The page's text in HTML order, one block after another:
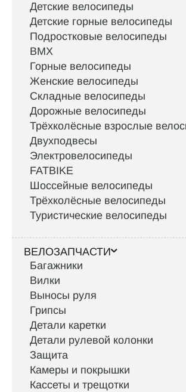
Детские велосипеды
Детские горные велосипеды
Подростковые велосипеды
BMX
Горные велосипеды
Женские велосипеды
Складные велосипеды
Дорожные велосипеды
Трёхколёсные взрослые
Двухподвесы
Электровелосипеды
FATBIKE
Шоссейные велосипеды
Трёхколёсные велосипеды
Туристические велосипеды
ВЕЛОЗАПЧАСТИ
Багажники
Вилки
Выносы руля
Грипсы
Детали каретки
Детали рулевой колонки
Защита
Камеры и покрышки
Кассеты и трещотки